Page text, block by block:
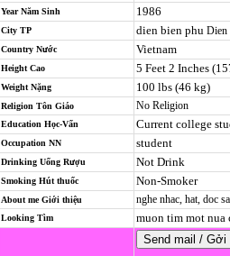
Year Năm Sinh 1986
City TP dien bien phu Dien
Country Nước Vietnam
Height Cao 5 Feet 2 Inches
Weight Nặng 100 lbs (46 kg)
Religion Tôn Giáo No Religion
Education Học-Vấn Current college
Occupation NN student
Drinking Uống Rượu Not Drink
Smoking Hút thuốc Non-Smoker
About me Giới thiệu nghe nhac, hat, doc
Looking Tìm muon tim mot nua